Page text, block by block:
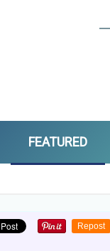
Repost